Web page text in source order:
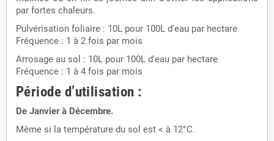
par fortes chaleurs.
Pulvérisation foliaire : 10L pour 100L d'eau par hectare
Fréquence : 1 à 2 fois par mois
Arrosage au sol : 10L pour 100L d'eau par hectare
Fréquence : 1 à 4 fois par mois
Période d’utilisation :
De Janvier à Décembre.
Même si la température du sol est < à 12°C.